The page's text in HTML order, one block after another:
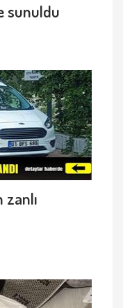
sunuldu
zanlı